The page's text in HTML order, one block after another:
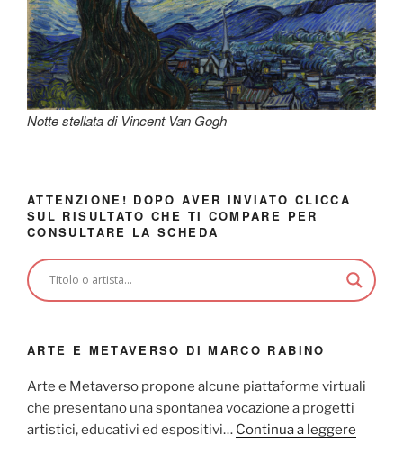
Notte stellata di Vincent Van Gogh
ATTENZIONE! DOPO AVER INVIATO CLICCA
SUL RISULTATO CHE TI COMPARE PER
CONSULTARE LA SCHEDA
ARTE E METAVERSO DI MARCO RABINO
Arte e Metaverso propone alcune piattaforme virtuali
che presentano una spontanea vocazione a progetti
artistici, educativi ed espositivi… Continua a leggere